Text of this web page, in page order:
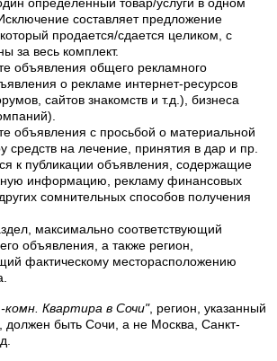
определенный товар/услуги в одном
составляет предложение
продается/сдается целиком, с
за весь комплект.
объявления общего рекламного
о рекламе интернет-ресурсов
сайтов знакомств и т.д.), бизнеса
объявления с просьбой о материальной
средств на лечение, принятия в дар и пр.
к публикации объявления, содержащие
информацию, рекламу финансовых
сомнительных способов получения
максимально соответствующий
объявления, а также регион,
фактическому месторасположению
комн. Квартира в Сочи", регион, указанный
должен быть Сочи, а не Москва, Санкт-